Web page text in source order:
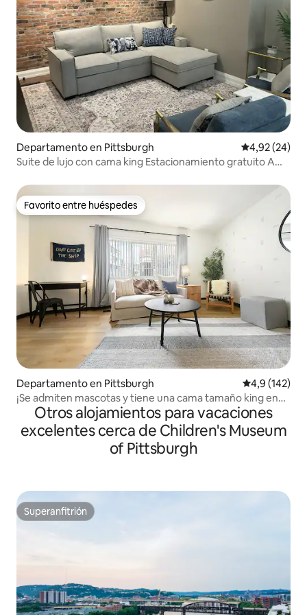
Departamento en Pittsburgh Calificación
4,92 (24)
Suite de lujo con cama king Estacionamiento gratuito A
Favorito entre huéspedes
Favorito entre huéspedes
Departamento en Pittsburgh Calificación
4,9 (142)
¡Se admiten mascotas y tiene una cama tamaño king en
Butler Street!
Otros alojamientos para vacaciones
excelentes cerca de Children's Museum
of Pittsburgh
Superanfitrión
Superanfitrión